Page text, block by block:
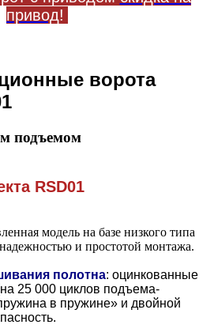
привод!
ворота
подъемом
RSD01
модель на базе низкого типа
и простотой монтажа.
полотна: оцинкованные
25 000 циклов подъема-
в пружине» и двойной